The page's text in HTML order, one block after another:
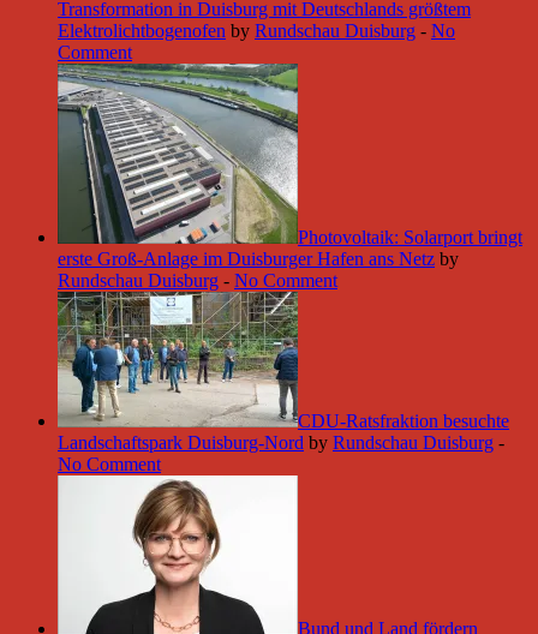
Transformation in Duisburg mit Deutschlands größtem
Elektrolichtbogenofen by Rundschau Duisburg - No
Comment
Photovoltaik: Solarport bringt
erste Groß-Anlage im Duisburger Hafen ans Netz by
Rundschau Duisburg - No Comment
CDU-Ratsfraktion besuchte
Landschaftspark Duisburg-Nord by Rundschau Duisburg -
No Comment
Bund und Land fördern